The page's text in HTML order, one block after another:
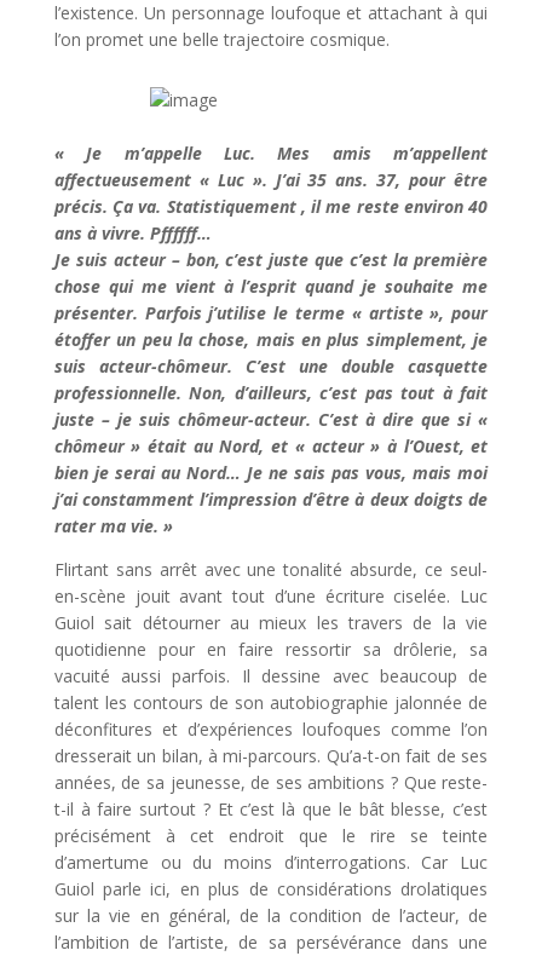
l’existence. Un personnage loufoque et attachant à qui
l’on promet une belle trajectoire cosmique.
« Je m’appelle Luc. Mes amis m’appellent
affectueusement « Luc ». J’ai 35 ans. 37, pour être
précis. Ça va. Statistiquement , il me reste environ 40
ans à vivre. Pffffff…
Je suis acteur – bon, c’est juste que c’est la première
chose qui me vient à l’esprit quand je souhaite me
présenter. Parfois j’utilise le terme « artiste », pour
étoffer un peu la chose, mais en plus simplement, je
suis acteur-chômeur. C’est une double casquette
professionnelle. Non, d’ailleurs, c’est pas tout à fait
juste – je suis chômeur-acteur. C’est à dire que si «
chômeur » était au Nord, et « acteur » à l’Ouest, et
bien je serai au Nord… Je ne sais pas vous, mais moi
j’ai constamment l’impression d’être à deux doigts de
rater ma vie. »
Flirtant sans arrêt avec une tonalité absurde, ce seul-
en-scène jouit avant tout d’une écriture ciselée. Luc
Guiol sait détourner au mieux les travers de la vie
quotidienne pour en faire ressortir sa drôlerie, sa
vacuité aussi parfois. Il dessine avec beaucoup de
talent les contours de son autobiographie jalonnée de
déconfitures et d’expériences loufoques comme l’on
dresserait un bilan, à mi-parcours. Qu’a-t-on fait de ses
années, de sa jeunesse, de ses ambitions ? Que reste-
t-il à faire surtout ? Et c’est là que le bât blesse, c’est
précisément à cet endroit que le rire se teinte
d’amertume ou du moins d’interrogations. Car Luc
Guiol parle ici, en plus de considérations drolatiques
sur la vie en général, de la condition de l’acteur, de
l’ambition de l’artiste, de sa persévérance dans une